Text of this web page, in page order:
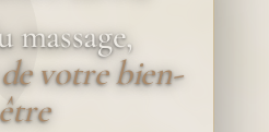
massage,
votre bien-